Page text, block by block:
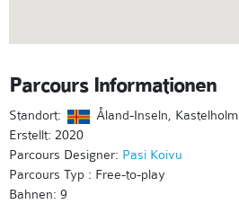
Parcours Informationen
Standort:
Åland-Inseln, Kastelholm
Erstellt: 2020
Parcours Designer: Pasi Koivu
Parcours Typ : Free-to-play
Bahnen: 9